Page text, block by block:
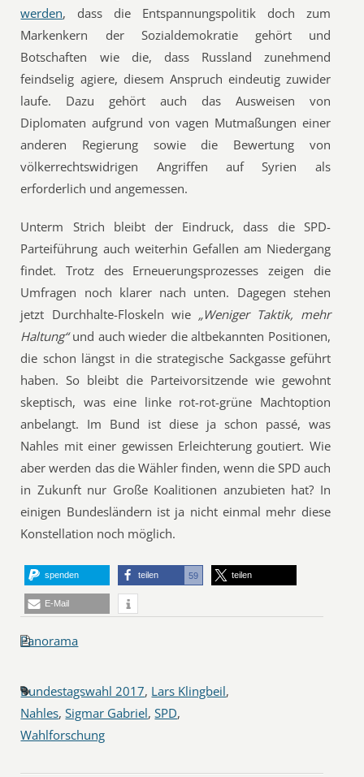
werden, dass die Entspannungspolitik doch zum
Markenkern der Sozialdemokratie gehört und
Botschaften wie die, dass Russland zunehmend
feindselig agiere, diesem Anspruch eindeutig zuwider
laufe. Dazu gehört auch das Ausweisen von
Diplomaten aufgrund von vagen Mutmaßungen einer
anderen Regierung sowie die Bewertung von
völkerrechtswidrigen Angriffen auf Syrien als
erforderlich und angemessen.
Unterm Strich bleibt der Eindruck, dass die SPD-
Parteiführung auch weiterhin Gefallen am Niedergang
findet. Trotz des Erneuerungsprozesses zeigen die
Umfragen noch klarer nach unten. Dagegen stehen
jetzt Durchhalte-Floskeln wie „Weniger Taktik, mehr
Haltung“und auch wieder die altbekannten Positionen,
die schon längst in die strategische Sackgasse geführt
haben. So bleibt die Parteivorsitzende wie gewohnt
skeptisch, was eine linke rot-rot-grüne Machtoption
anbelangt. Im Bund ist diese ja schon passé, was
Nahles mit einer gewissen Erleichterung goutiert. Wie
aber werden das die Wähler finden, wenn die SPD auch
in Zukunft nur Große Koalitionen anzubieten hat? In
einigen Bundesländern ist ja nicht einmal mehr diese
Konstellation noch möglich.
spenden teilen 59 teilen
E-Mail
Panorama
Bundestagswahl 2017, Lars Klingbeil,
Nahles,Sigmar Gabriel,SPD,
Wahlforschung